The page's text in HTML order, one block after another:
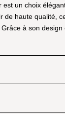
un choix
haute qualité,
à son